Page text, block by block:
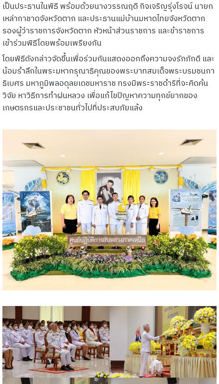
เป็นประธานในพิธี พร้อมด้วยนางวรรณฤดี กิจเจริญรุ่งโรจน์ นายก
เหล่ากาชาดจังหวัดตาก และประธานแม่บ้านมหาดไทยจังหวัดตาก
รองผู้ว่าราชการจังหวัดตาก หัวหน้าส่วนราชการ และข้าราชการ
เข้าร่วมพิธีโดยพร้อมเพรียงกัน
โดยพิธีดังกล่าวจัดขึ้นเพื่อร่วมกันแสดงออกถึงความจงรักภักดี และ
น้อมรำลึกในพระมหากรุณาธิคุณของพระบาทสมเด็จพระบรมชนกา
ธิเบศร มหาภูมิพลอดุลยเดชมหาราช ทรงมีพระราชดำริที่จะคิดค้น
วิจัย หาวิธีการทำฝนหลวง เพื่อแก้ไขปัญหาความทุกข์ยากของ
เกษตรกรและประชาชนทั่วไปที่ประสบภัยแล้ง